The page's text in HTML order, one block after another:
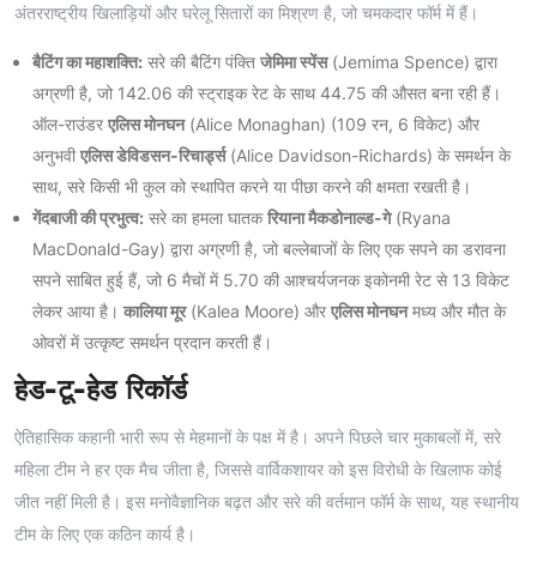
अंतरराष्ट्रीय खिलाड़ियों और घरेलू सितारों का मिश्रण है, जो चमकदार फॉर्म में हैं।
बैटिंग का महाशक्ति: सरे की बैटिंग पंक्ति जेमिमा स्पेंस(Jemima Spence) द्वारा
अग्रणी है, जो 142.06 की स्ट्राइक रेट के साथ 44.75 की औसत बना रही हैं।
ऑल-राउंडर एलिस मोनघन(Alice Monaghan) (109 रन, 6 विकेट) और
अनुभवी एलिस डेविडसन-रिचार्ड्स(Alice Davidson-Richards) के समर्थन के
साथ, सरे किसी भी कुल को स्थापित करने या पीछा करने की क्षमता रखती है।
गेंदबाजी की प्रभुत्व: सरे का हमला घातकरियाना मैकडोनाल्ड-गे(Ryana
MacDonald-Gay) द्वारा अग्रणी है, जो बल्लेबाजों के लिए एक सपने का डरावना
सपने साबित हुई हैं, जो 6 मैचों में 5.70 की आश्चर्यजनक इकोनमी रेट से 13 विकेट
लेकर आया है। कालिया मूर(Kalea Moore) और एलिस मोनघनमध्य और मौत के
ओवरों में उत्कृष्ट समर्थन प्रदान करती हैं।
हेड-टू-हेड रिकॉर्ड
ऐतिहासिक कहानी भारी रूप से मेहमानों के पक्ष में है। अपने पिछले चार मुकाबलों में, सरे
महिला टीम ने हर एक मैच जीता है, जिससे वार्विकशायर को इस विरोधी के खिलाफ कोई
जीत नहीं मिली है। इस मनोवैज्ञानिक बढ़त और सरे की वर्तमान फॉर्म के साथ, यह स्थानीय
टीम के लिए एक कठिन कार्य है।